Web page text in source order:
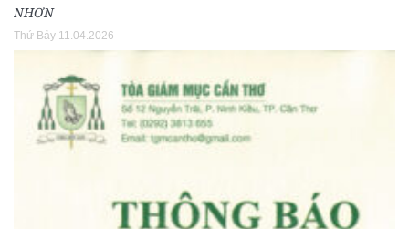
NHƠN
Thứ Bảy 11.04.2026